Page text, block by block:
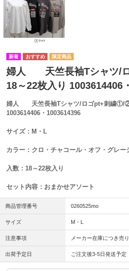
婦人 天竺長袖Tシャツ/
18～22枚入り 1003614406
婦人 天竺長袖Tシャツ/ロゴpt+刺繍①/
1003614406・1003614396
サイズ：M・L
カラー：クロ・チャコール・オフ・グレー
入数：18～22枚入り
セット内容：おまかせアソート
商品管理番号 0260525mo
サイズ M・L
注意事項 メーカー在庫につき売
出荷予定日 ご注文後3-5日発送予定